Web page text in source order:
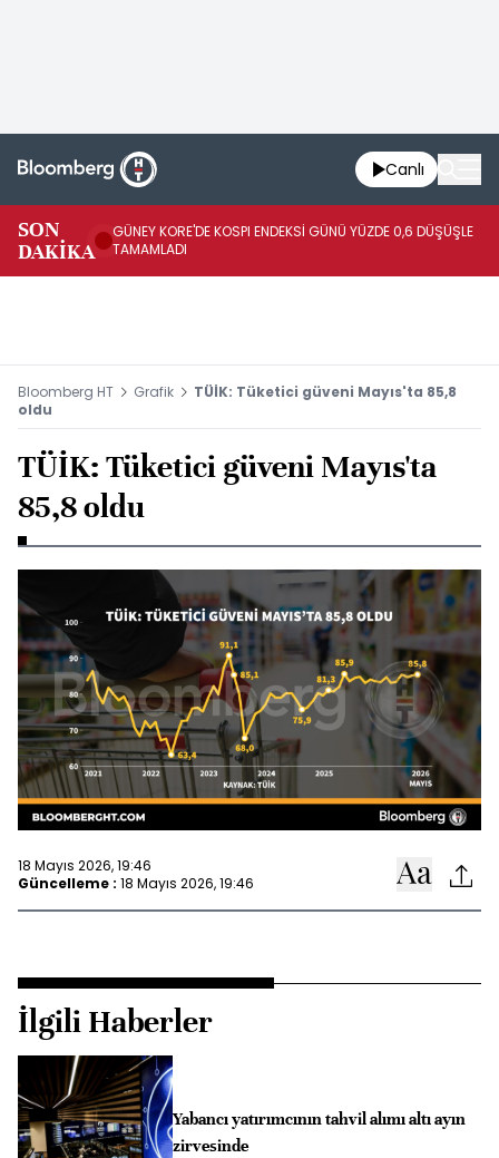
Canlı
SON
DAKİKA
GÜNEY KORE'DE KOSPI ENDEKSİ GÜNÜ YÜZDE 0,6 DÜŞÜŞLE
TAMAMLADI
Bloomberg HT Grafik
TÜİK: Tüketici güveni Mayıs'ta 85,8
oldu
TÜİK: Tüketici güveni Mayıs'ta
85,8 oldu
18 Mayıs 2026, 19:46
Güncelleme : 18 Mayıs 2026, 19:46
İlgili Haberler
Yabancı yatırımcının tahvil alımı altı ayın
zirvesinde